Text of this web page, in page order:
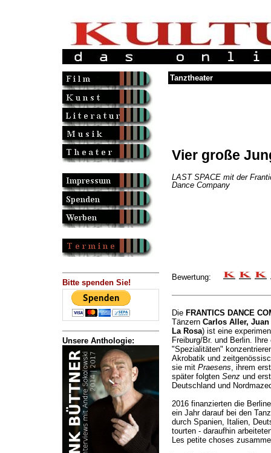
Bitte spenden Sie!
Unsere Anthologie:
Tanztheater
Vier große
LAST SPACE mit der
Dance Company
Bewertung:
Die FRANTICS DANCE
Tänzern Carlos Aller,
La Rosa) ist eine
Freiburg/Br. und Berlin.
"Spezialitäten"
Akrobatik und
sie mit Praesens, ihrem
später folgten Senzund
Deutschland und
2016 finanzierten die
ein Jahr darauf bei den
durch Spanien, Italien,
tourten - daraufhin
Les petite choses